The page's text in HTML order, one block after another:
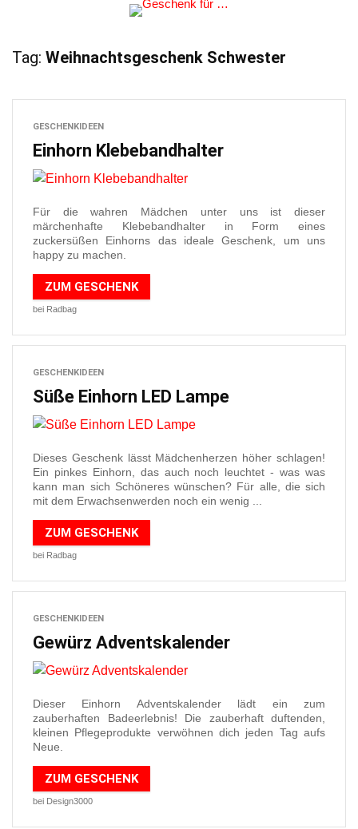
Tag: Weihnachtsgeschenk Schwester
GESCHENKIDEEN
Einhorn Klebebandhalter
Für die wahren Mädchen unter uns ist dieser
märchenhafte Klebebandhalter in Form eines
zuckersüßen Einhorns das ideale Geschenk, um uns
happy zu machen.
ZUM GESCHENK
bei Radbag
GESCHENKIDEEN
Süße Einhorn LED Lampe
Dieses Geschenk lässt Mädchenherzen höher schlagen!
Ein pinkes Einhorn, das auch noch leuchtet - was was
kann man sich Schöneres wünschen? Für alle, die sich
mit dem Erwachsenwerden noch ein wenig ...
ZUM GESCHENK
bei Radbag
GESCHENKIDEEN
Gewürz Adventskalender
Dieser Einhorn Adventskalender lädt ein zum
zauberhaften Badeerlebnis! Die zauberhaft duftenden,
kleinen Pflegeprodukte verwöhnen dich jeden Tag aufs
Neue.
ZUM GESCHENK
bei Design3000